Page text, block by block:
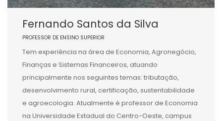
Fernando Santos da Silva
PROFESSOR DE ENSINO SUPERIOR
Tem experiência na área de Economia, Agronegócio,
Finanças e Sistemas Financeiros, atuando
principalmente nos seguintes temas: tributação,
desenvolvimento rural, certificação, sustentabilidade
e agroecologia. Atualmente é professor de Economia
na Universidade Estadual do Centro-Oeste, campus